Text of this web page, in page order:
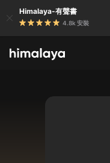
Himalaya-有聲書
4.8k 安裝